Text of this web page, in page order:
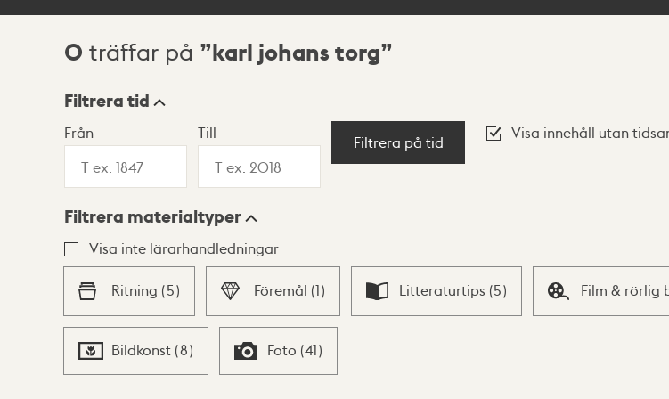
Sökresultat
0 träffar på karl johans torg
Visningsläge
Lista Karta
Filtrera tid
Från Till
Filtrera på tid
Visa innehåll utan
Filtrera materialtyper
Visa inte lärarhandledningar
Ritning (5) Föremål (1) Litteraturtips (5) Film & rörlig
Bildkonst (8) Foto (41)